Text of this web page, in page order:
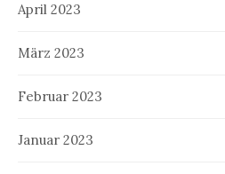
April 2023
März 2023
Februar 2023
Januar 2023